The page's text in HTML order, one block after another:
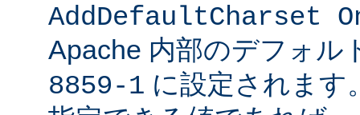
AddDefaultCharset
Apache 内部のデフォル
8859-1 に設定されま